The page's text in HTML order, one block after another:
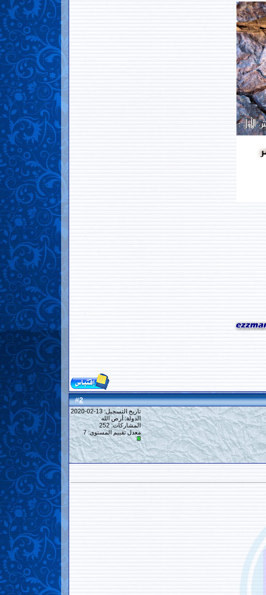
#
2
تاريخ التسجيل: 13-02-2020
الدولة: أرض الله
المشاركات: 252
معدل تقييم المستوى: 7